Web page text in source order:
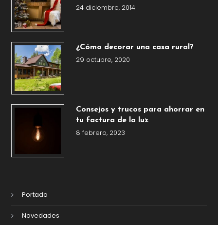
24 diciembre, 2014
¿Cómo decorar una casa rural?
29 octubre, 2020
Consejos y trucos para ahorrar en
tu factura de la luz
8 febrero, 2023
Portada
Novedades